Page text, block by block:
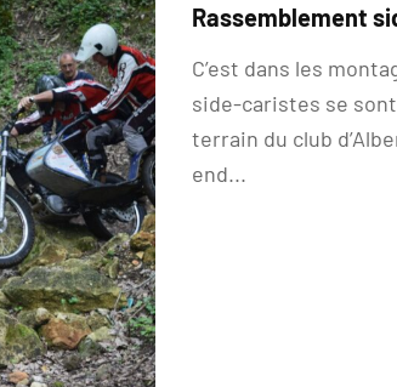
Rassemblement
C’est dans les
side-caristes se
terrain du club
end...